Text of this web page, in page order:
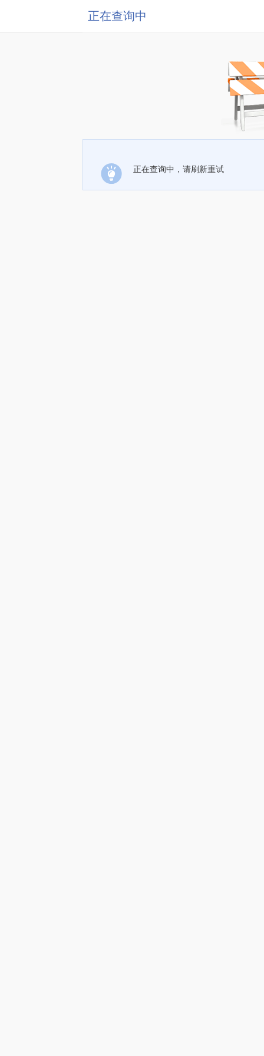
正在查询中
正在查询中，请刷新重试